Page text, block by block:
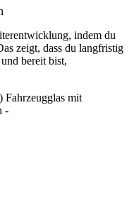
indem du
zeigt, dass du langfristig
bereit bist,
mit
-